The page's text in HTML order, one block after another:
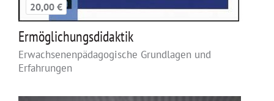
20,00 €
Ermöglichungsdidaktik
Erwachsenenpädagogische Grundlagen und
Erfahrungen